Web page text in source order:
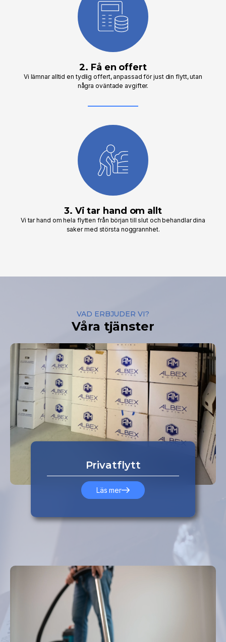
2. Få en offert
Vi lämnar alltid en tydlig offert, anpassad för just din flytt, utan
några oväntade avgifter.
3. Vi tar hand om allt
Vi tar hand om hela flytten från början till slut och behandlar dina
saker med största noggrannhet.
VAD ERBJUDER VI?
Våra tjänster
Privatflytt
Läs mer